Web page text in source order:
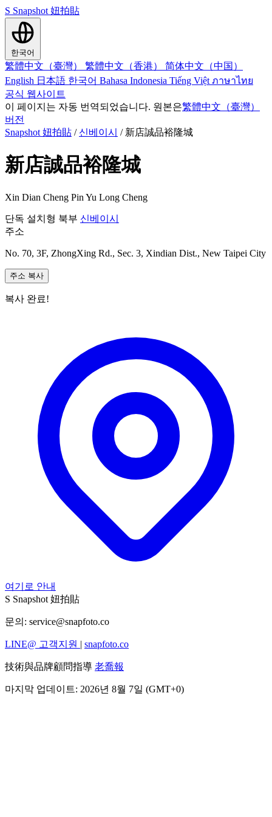
S Snapshot 妞拍貼
한국어
繁體中文（臺灣） 繁體中文（香港） 简体中文（中国）
English 日本語 한국어 Bahasa Indonesia Tiếng Việt ภาษาไทย
공식 웹사이트
이 페이지는 자동 번역되었습니다. 원본은繁體中文（臺灣）
버전
Snapshot 妞拍貼 / 신베이시 / 新店誠品裕隆城
新店誠品裕隆城
Xin Dian Cheng Pin Yu Long Cheng
단독 설치형 북부 신베이시
주소
No. 70, 3F, ZhongXing Rd., Sec. 3, Xindian Dist., New Taipei City
주소 복사
복사 완료!
여기로 안내
S Snapshot 妞拍貼
문의: service@snapfoto.co
LINE@ 고객지원 | snapfoto.co
技術與品牌顧問指導 老喬報
마지막 업데이트: 2026년 8월 7일 (GMT+0)